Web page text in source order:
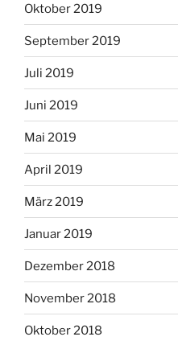
Oktober 2019
September 2019
Juli 2019
Juni 2019
Mai 2019
April 2019
März 2019
Januar 2019
Dezember 2018
November 2018
Oktober 2018